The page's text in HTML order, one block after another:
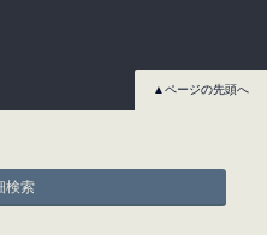
▲ページの先頭へ
検索